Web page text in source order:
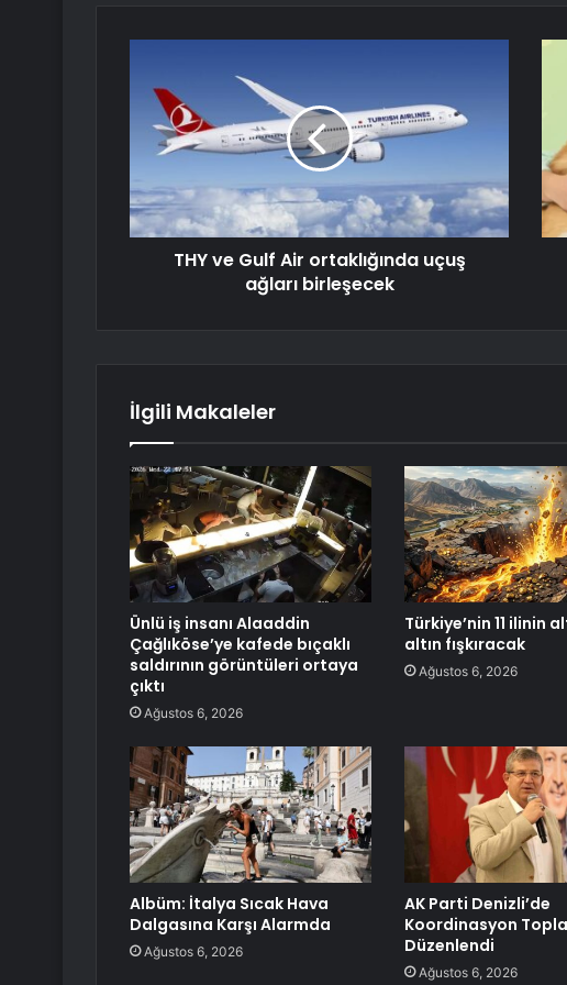
THY ve Gulf Air ortaklığında uçuş
ağları birleşecek
İlgili Makaleler
Ünlü iş insanı Alaaddin
Çağlıköse’ye kafede bıçaklı
saldırının görüntüleri ortaya
çıktı
Ağustos 6, 2026
Türkiye’nin 11 ilinin
altın fışkıracak
Ağustos 6, 2026
Albüm: İtalya Sıcak Hava
Dalgasına Karşı Alarmda
Ağustos 6, 2026
AK Parti Denizli’de
Koordinasyon
Düzenlendi
Ağustos 6, 2026